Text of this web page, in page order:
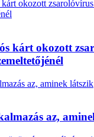
kárt okozott
az,